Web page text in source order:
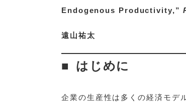
Endogenous Productivity,”
遠山祐太
はじめに
企業の生産性は多くの経済モデ